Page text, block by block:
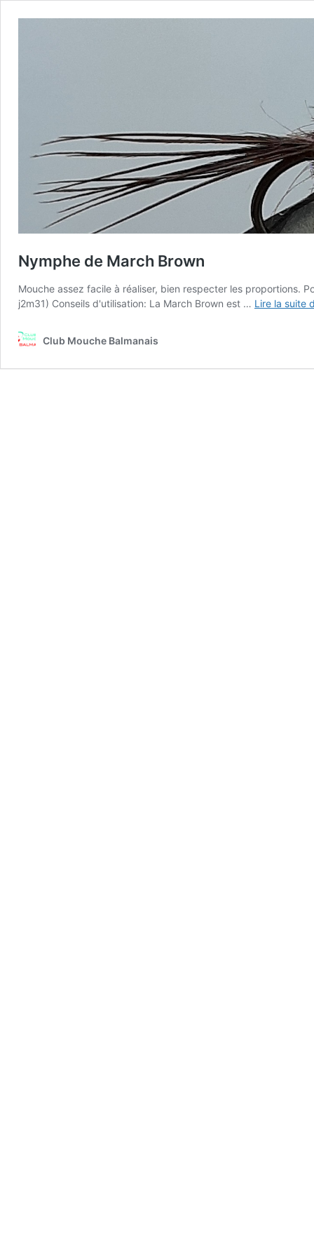
Nymphe de March Brown
Mouche assez facile à réaliser, bien respecter les proportions.
j2m31) Conseils d'utilisation: La March Brown est … Lire la suite
Club Mouche Balmanais